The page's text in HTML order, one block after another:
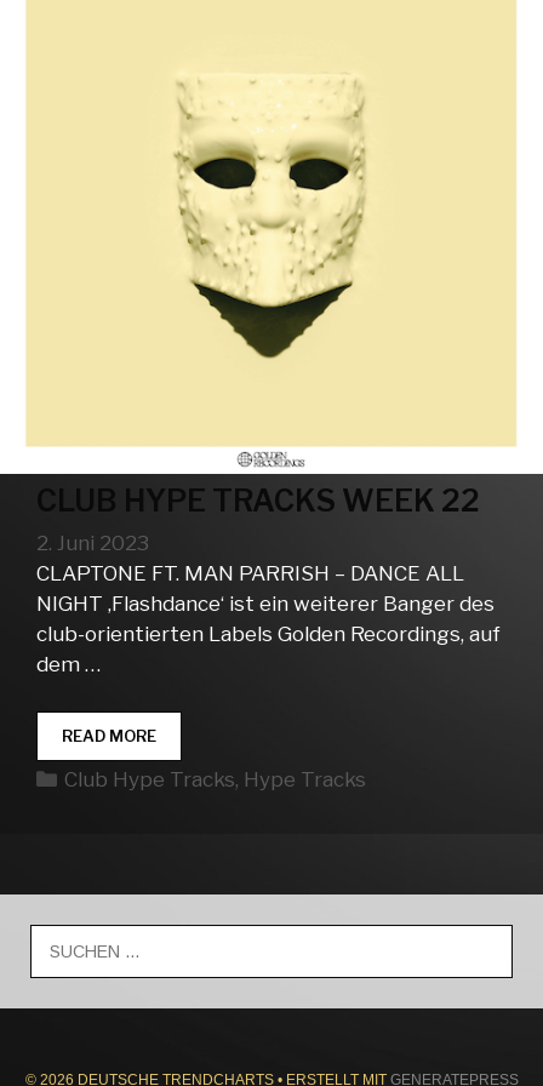
CLUB HYPE TRACKS WEEK 22
2. Juni 2023
CLAPTONE FT. MAN PARRISH – DANCE ALL
NIGHT ‚Flashdance‘ ist ein weiterer Banger des
club-orientierten Labels Golden Recordings, auf
dem …
READ MORECLUB
HYPE
TRACKS
Kategorien
Club Hype Tracks, Hype Tracks
nach:
© 2026 DEUTSCHE TRENDCHARTS• ERSTELLT MIT GENERATEPRESS